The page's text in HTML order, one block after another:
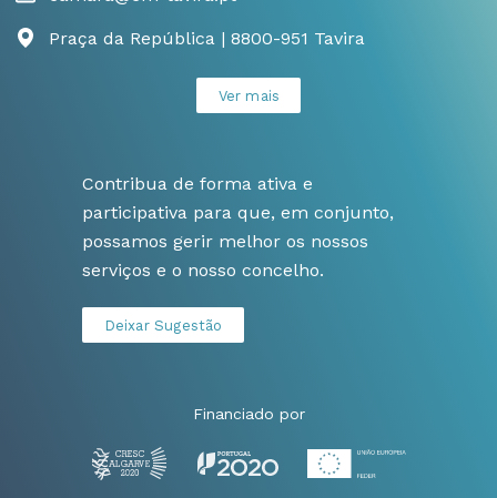
Praça da República | 8800-951 Tavira
Ver mais
Contribua de forma ativa e
participativa para que, em conjunto,
possamos gerir melhor os nossos
serviços e o nosso concelho.
Deixar Sugestão
Financiado por